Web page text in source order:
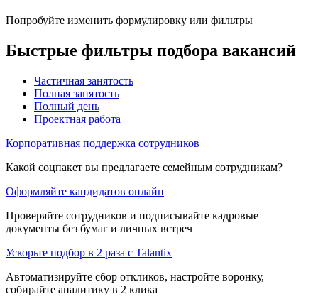
Попробуйте изменить формулировку или фильтры
Быстрые фильтры подбора вакансий
Частичная занятость
Полная занятость
Полный день
Проектная работа
Корпоративная поддержка сотрудников
Какой соцпакет вы предлагаете семейным сотрудникам?
Оформляйте кандидатов онлайн
Проверяйте сотрудников и подписывайте кадровые
документы без бумаг и личных встреч
Ускорьте подбор в 2 раза с Talantix
Автоматизируйте сбор откликов, настройте воронку,
собирайте аналитику в 2 клика